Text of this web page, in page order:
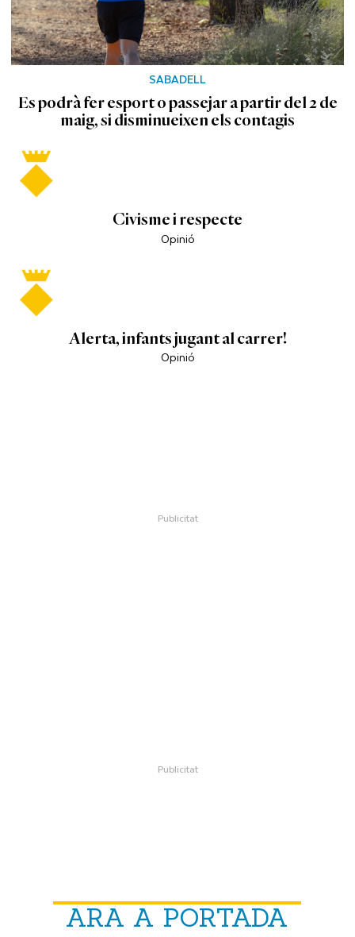
SABADELL
Es podrà fer esport o passejar a partir del 2 de
maig, si disminueixen els contagis
Civisme i respecte
Opinió
Alerta, infants jugant al carrer!
Opinió
ARA A PORTADA